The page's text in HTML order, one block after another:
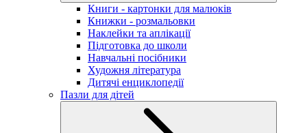
Книги - картонки для малюків
Книжки - розмальовки
Наклейки та аплікації
Підготовка до школи
Навчальні посібники
Художня література
Дитячі енциклопедії
Пазли для дітей